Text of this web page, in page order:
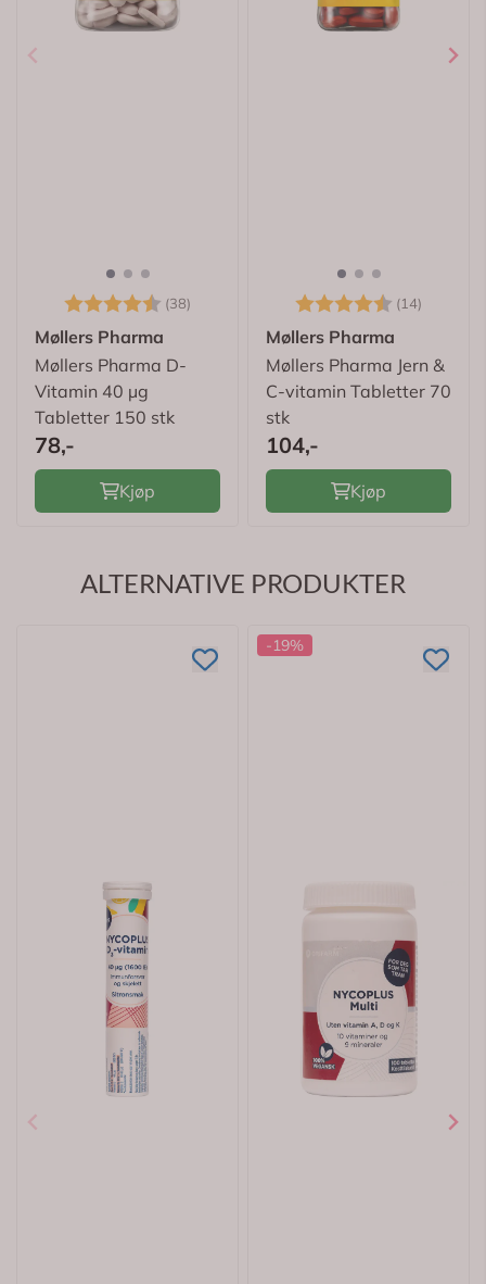
Karakter: (38)
4.6 av 5 mulige
Møllers Pharma
Møllers Pharma D-
Vitamin 40 µg
Tabletter 150 stk
78,-
Kjøp
Karakter: (14)
Møllers Pharma
Møllers Pharma Jern &
C-vitamin Tabletter 70
stk
104,-
Kjøp
ALTERNATIVE PRODUKTER
-19%